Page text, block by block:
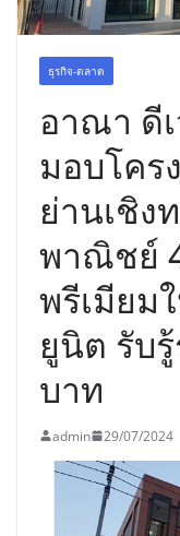
ธุรกิจ-ตลาด
อาณา ดี
มอบโคร
ย่านเชิง
พาณิชย์
พรีเมียม
ยูนิต รับ
บาท
admin 29/07/2024